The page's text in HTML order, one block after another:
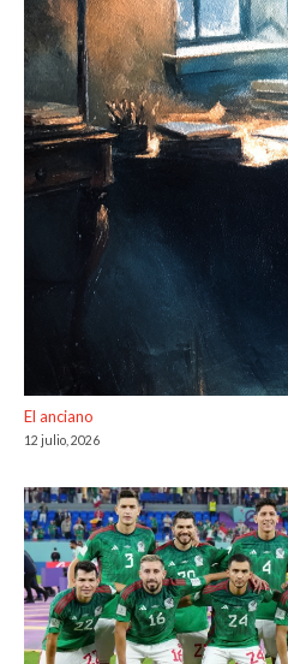
El anciano
12 julio, 2026